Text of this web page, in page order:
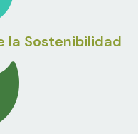
la Sostenibilidad